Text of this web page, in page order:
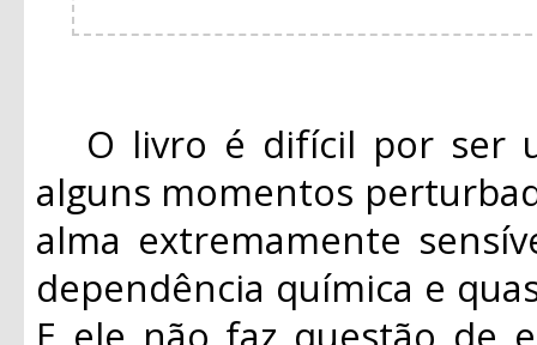
O livro é difícil por ser
alguns momentos
alma extremamente
dependência química e
E ele não faz questão de